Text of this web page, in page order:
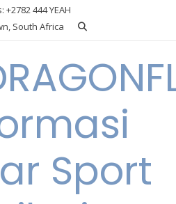
+2782 444 YEAH
South Africa
Sport